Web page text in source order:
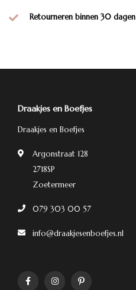
Retourneren binnen 30 dagen
Draakjes en Boefjes
Draakjes en Boefjes
Argonstraat 128
2718SP
Zoetermeer
079 303 00 57
info@draakjesenboefjes.nl